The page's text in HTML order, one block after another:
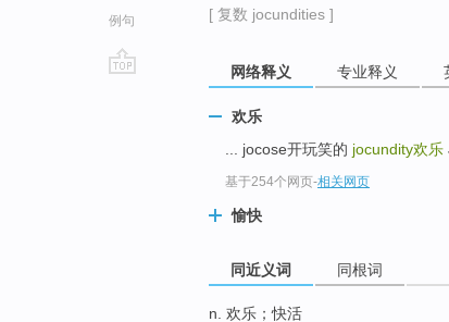
例句
[ 复数 jocundities ]
网络释义 专业释义
欢乐
... jocose开玩笑的 jocundity欢乐
基于254个网页-相关网页
愉快
同近义词 同根词
n. 欢乐；快活